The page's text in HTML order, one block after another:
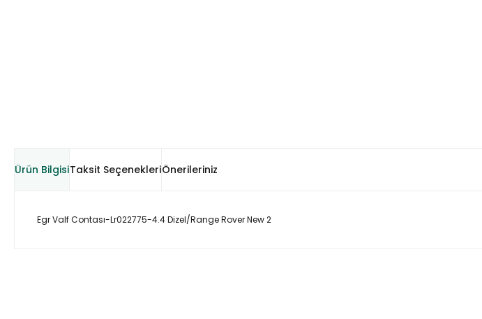
Ürün BilgisiTaksit SeçenekleriÖnerileriniz
Egr Valf Contası-Lr022775-4.4 Dizel/Range Rover New 2